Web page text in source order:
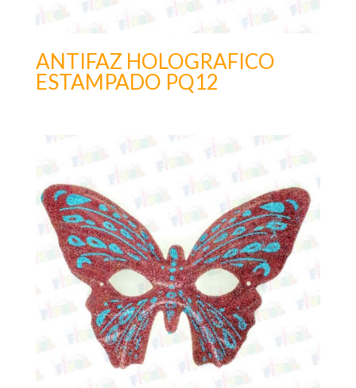
ANTIFAZ HOLOGRAFICO
ESTAMPADO PQ12